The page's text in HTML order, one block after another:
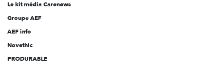
Le kit média Carenews
Groupe AEF
AEF info
Novethic
PRODURABLE